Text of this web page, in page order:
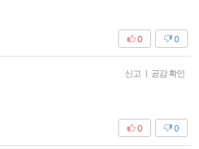
0
0
신고 | 공감 확인
0
0